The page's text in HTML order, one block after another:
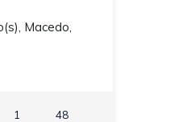
Macedo,
1
48